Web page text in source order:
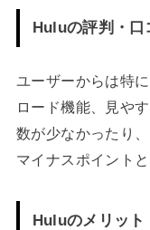
Huluの評判・口
ユーザーからは特
ロード機能、見や
数が少なかったり
マイナスポイント
Huluのメリット